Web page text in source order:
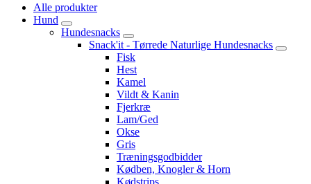
Alle produkter
Hund
Hundesnacks
Snack'it - Tørrede Naturlige Hundesnacks
Fisk
Hest
Kamel
Vildt & Kanin
Fjerkræ
Lam/Ged
Okse
Gris
Træningsgodbidder
Kødben, Knogler & Horn
Kødstrips